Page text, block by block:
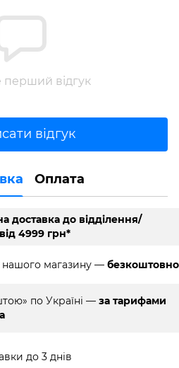
перший відгук
відгук
Оплата
доставка до відділення/
4999 грн*
нашого магазину — безкоштовно
по Україні — за тарифами
до 3 днів